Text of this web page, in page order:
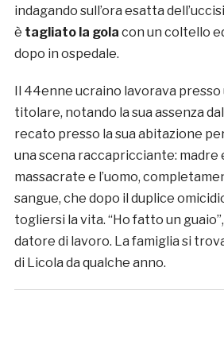
indagando sull’ora esatta
è tagliato la gola con un coltello
dopo in ospedale.
Il 44enne ucraino lavorava presso
titolare, notando la sua assenza
recato presso la sua abitazione
una scena raccapricciante: madre
massacrate e l’uomo,
sangue, che dopo il duplice
togliersi la vita. “Ho fatto un
datore di lavoro. La famiglia si
di Licola da qualche anno.